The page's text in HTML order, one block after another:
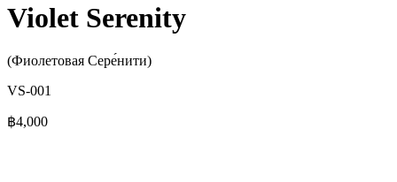
Violet Serenity
(Фиолетовая Сере́нити)
VS-001
฿4,000